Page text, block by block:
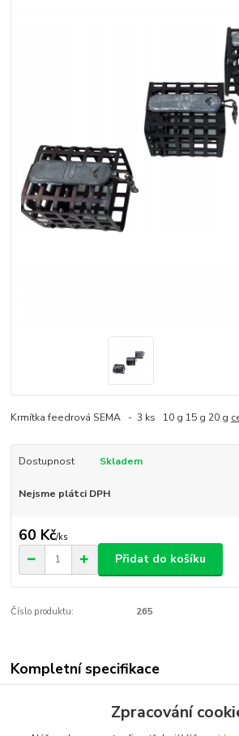
Krmítka feedrová SEMA - 3 ks 10 g 15 g 20 g
Dostupnost Skladem
Nejsme plátci DPH
60 Kč/ks
Přidat do košíku
Číslo produktu: 265
Kompletní specifikace
Zpracování